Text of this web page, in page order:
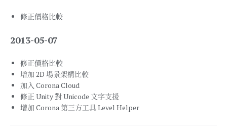
修正價格比較
2013-05-07
修正價格比較
增加 2D 場景架構比較
加入 Corona Cloud
修正 Unity 對 Unicode 文字支援
增加 Corona 第三方工具 Level Helper